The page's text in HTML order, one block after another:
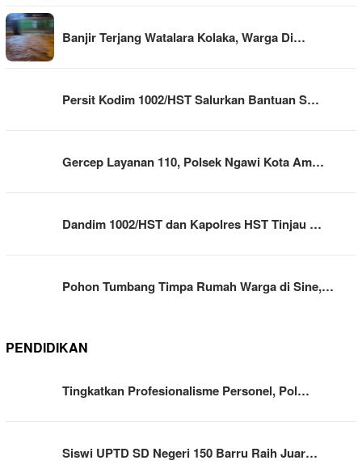
Banjir Terjang Watalara Kolaka, Warga Di…
Persit Kodim 1002/HST Salurkan Bantuan S…
Gercep Layanan 110, Polsek Ngawi Kota Am…
Dandim 1002/HST dan Kapolres HST Tinjau …
Pohon Tumbang Timpa Rumah Warga di Sine,…
PENDIDIKAN
Tingkatkan Profesionalisme Personel, Pol…
Siswi UPTD SD Negeri 150 Barru Raih Juar…